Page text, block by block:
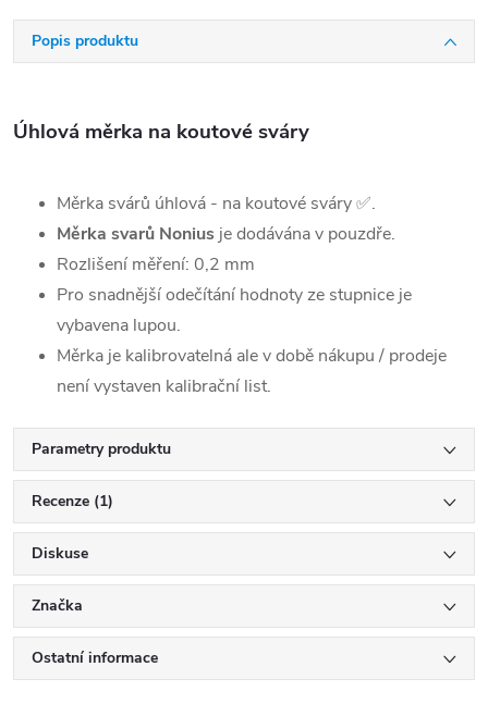
Popis produktu
Úhlová měrka na koutové sváry
Měrka svárů úhlová - na koutové sváry✅.
Měrka svarů Nonius je dodávána v pouzdře.
Rozlišení měření: 0,2 mm
Pro snadnější odečítání hodnoty ze stupnice je
vybavena lupou.
Měrka je kalibrovatelná ale v době nákupu / prodeje
není vystaven kalibrační list.
Parametry produktu
Recenze (1)
Diskuse
Značka
Ostatní informace